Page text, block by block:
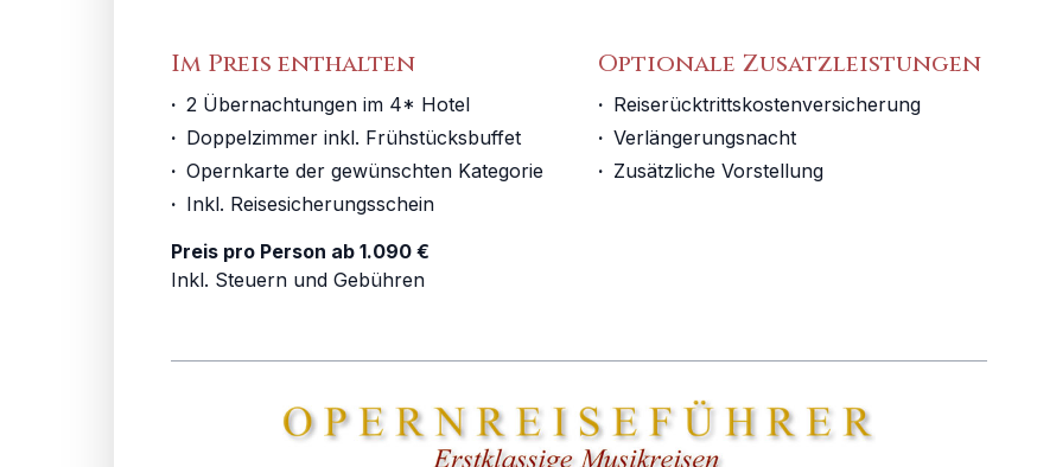
Im Preis enthalten
· 2 Übernachtungen im 4* Hotel
· Doppelzimmer inkl. Frühstücksbuffet
· Opernkarte der gewünschten Kategorie
· Inkl. Reisesicherungsschein
Preis pro Person ab 1.090 €
Inkl. Steuern und Gebühren
Optionale Zusatzleistungen
· Reiserücktrittskostenversicherung
· Verlängerungsnacht
· Zusätzliche Vorstellung